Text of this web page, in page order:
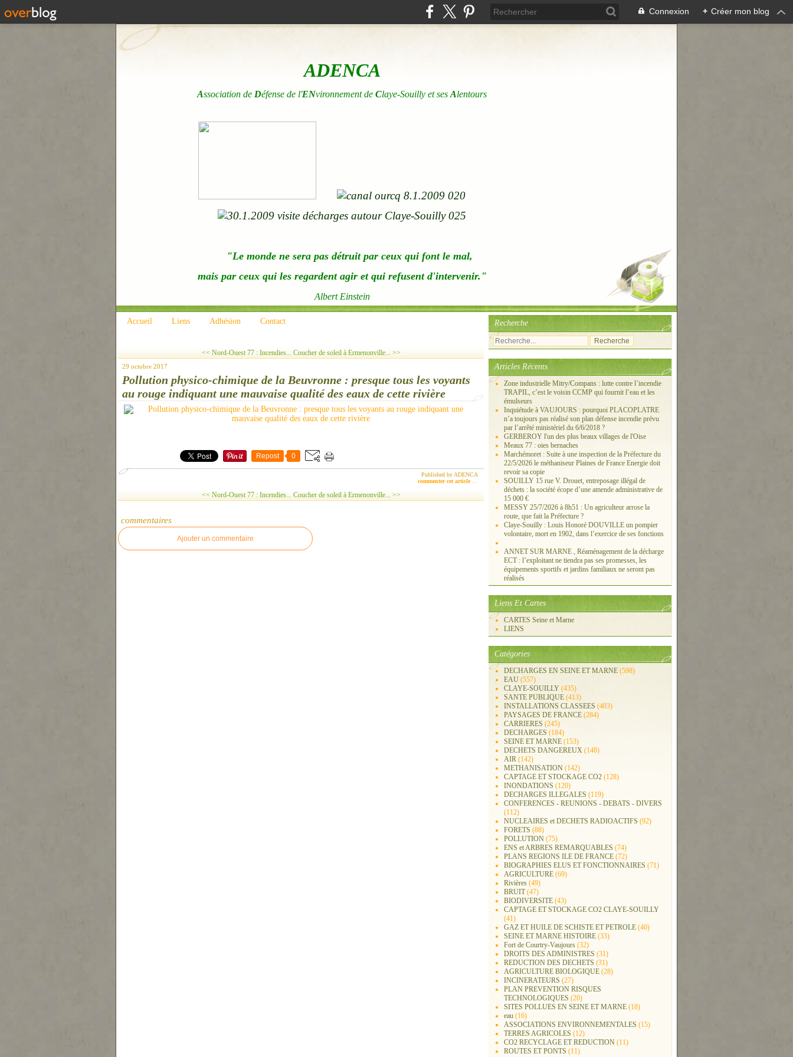
Connexion + Créer mon blog
ADENCA
Association de Défense de l'ENvironnement de Claye-Souilly et ses Alentours
"Le monde ne sera pas détruit par ceux qui font le mal,
mais par ceux qui les regardent agir et qui refusent d'intervenir."
Albert Einstein
Accueil Liens Adhésion Contact
<< Nord-Ouest 77 : Incendies... Coucher de soleil à Ermenonville... >>
29 octobre 2017
Pollution physico-chimique de la Beuvronne : presque tous les voyants
au rouge indiquant une mauvaise qualité des eaux de cette rivière
Repost 0
Published by ADENCA
commenter cet article
<< Nord-Ouest 77 : Incendies... Coucher de soleil à Ermenonville... >>
commentaires
Ajouter un commentaire
Recherche
Articles Récents
Zone industrielle Mitry/Compans : lutte contre l’incendie
TRAPIL, c’est le voisin CCMP qui fournit l’eau et les
émulseurs
Inquiétude à VAUJOURS : pourquoi PLACOPLATRE
n’a toujours pas réalisé son plan défense incendie prévu
par l’arrêté ministériel du 6/6/2018 ?
GERBEROY l'un des plus beaux villages de l'Oise
Meaux 77 : oies bernaches
Marchémoret : Suite à une inspection de la Préfecture du
22/5/2026 le méthaniseur Plaines de France Energie doit
revoir sa copie
SOUILLY 15 rue V. Drouet, entreposage illégal de
déchets : la société écope d’une amende administrative de
15 000 €
MESSY 25/7/2026 à 8h51 : Un agriculteur arrose la
route, que fait la Préfecture ?
Claye-Souilly : Louis Honoré DOUVILLE un pompier
volontaire, mort en 1902, dans l’exercice de ses fonctions
ANNET SUR MARNE , Réaménagement de la décharge
ECT : l’exploitant ne tiendra pas ses promesses, les
équipements sportifs et jardins familiaux ne seront pas
réalisés
Liens Et Cartes
CARTES Seine et Marne
LIENS
Catégories
DECHARGES EN SEINE ET MARNE (598)
EAU (557)
CLAYE-SOUILLY (435)
SANTE PUBLIQUE (413)
INSTALLATIONS CLASSEES (403)
PAYSAGES DE FRANCE (284)
CARRIERES (245)
DECHARGES (184)
SEINE ET MARNE (153)
DECHETS DANGEREUX (148)
AIR (142)
METHANISATION (142)
CAPTAGE ET STOCKAGE CO2 (128)
INONDATIONS (120)
DECHARGES ILLEGALES (119)
CONFERENCES - REUNIONS - DEBATS - DIVERS
(112)
NUCLEAIRES et DECHETS RADIOACTIFS (92)
FORETS (88)
POLLUTION (75)
ENS et ARBRES REMARQUABLES (74)
PLANS REGIONS ILE DE FRANCE (72)
BIOGRAPHIES ELUS ET FONCTIONNAIRES (71)
AGRICULTURE (69)
Rivières (49)
BRUIT(47)
BIODIVERSITE (43)
CAPTAGE ET STOCKAGE CO2 CLAYE-SOUILLY
(41)
GAZ ET HUILE DE SCHISTE ET PETROLE (40)
SEINE ET MARNE HISTOIRE (33)
Fort de Courtry-Vaujours (32)
DROITS DES ADMINISTRES (31)
REDUCTION DES DECHETS (31)
AGRICULTURE BIOLOGIQUE (28)
INCINERATEURS (27)
PLAN PREVENTION RISQUES
TECHNOLOGIQUES (20)
SITES POLLUES EN SEINE ET MARNE (18)
eau (16)
ASSOCIATIONS ENVIRONNEMENTALES (15)
TERRES AGRICOLES (12)
CO2 RECYCLAGE ET REDUCTION (11)
ROUTES ET PONTS (11)